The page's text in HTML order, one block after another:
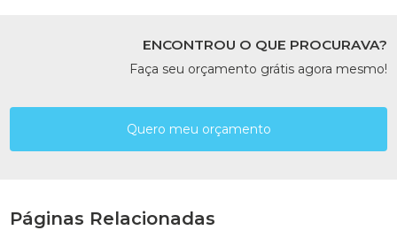
ENCONTROU O QUE PROCURAVA?
Faça seu orçamento grátis agora mesmo!
Quero meu orçamento
Páginas Relacionadas